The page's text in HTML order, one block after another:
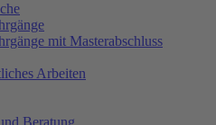
mit Masterabschluss
Arbeiten